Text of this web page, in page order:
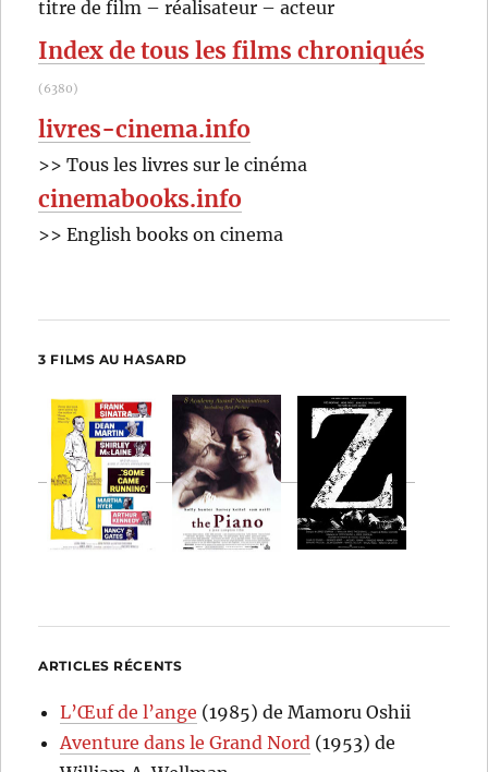
:
titre de film – réalisateur – acteur
Index de tous les films chroniqués
(6380)
livres-cinema.info
>> Tous les livres sur le cinéma
cinemabooks.info
>> English books on cinema
3 FILMS AU HASARD
ARTICLES RÉCENTS
L’Œuf de l’ange (1985) de Mamoru Oshii
Aventure dans le Grand Nord (1953) de